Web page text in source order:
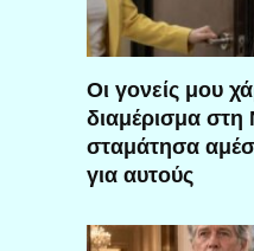
Οι γονείς μου
διαμέρισμα στη
σταμάτησα
για αυτούς